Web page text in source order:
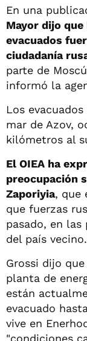
En una
Mayor dijo
evacuados
ciudadanía
parte de
informó la
Los
mar de Azov,
kilómetros al
El OIEA ha
preocupación
Zaporiyia, que
que fuerzas
pasado, en las
del país vecino.
Grossi dijo
planta de
están
evacuado
vive en